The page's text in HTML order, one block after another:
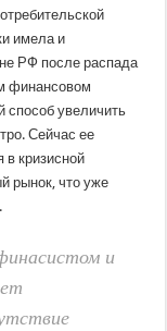
имела и
РФ после распада
финансовом
способ увеличить
Сейчас ее
в кризисной
рынок, что уже
и